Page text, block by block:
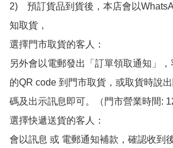
2)　預訂貨品到貨後，本店會以
知取貨，
選擇門市取貨的客人：
另外會以電郵發出「訂單領取通知」
的QR code 到門市取貨，或取貨時說
碼及出示訊息即可。（門市營業時間:
選擇快遞送貨的客人：
會以訊息 或 電郵通知補款，確認收到